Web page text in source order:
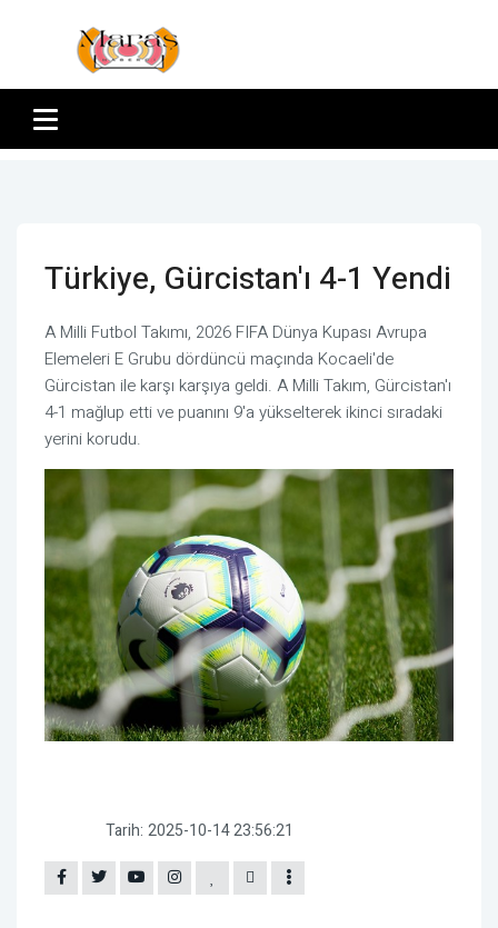
Türkiye, Gürcistan'ı 4-1 Yendi
A Milli Futbol Takımı, 2026 FIFA Dünya Kupası Avrupa
Elemeleri E Grubu dördüncü maçında Kocaeli'de
Gürcistan ile karşı karşıya geldi. A Milli Takım, Gürcistan'ı
4-1 mağlup etti ve puanını 9'a yükselterek ikinci sıradaki
yerini korudu.
Tarih: 2025-10-14 23:56:21